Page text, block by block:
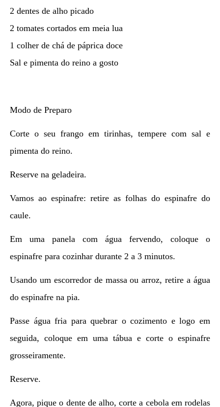
2 dentes de alho picado
2 tomates cortados em meia lua
1 colher de chá de páprica doce
Sal e pimenta do reino a gosto
Modo de Preparo
Corte o seu frango em tirinhas, tempere com sal e
pimenta do reino.
Reserve na geladeira.
Vamos ao espinafre: retire as folhas do espinafre do
caule.
Em uma panela com água fervendo, coloque o
espinafre para cozinhar durante 2 a 3 minutos.
Usando um escorredor de massa ou arroz, retire a água
do espinafre na pia.
Passe água fria para quebrar o cozimento e logo em
seguida, coloque em uma tábua e corte o espinafre
grosseiramente.
Reserve.
Agora, pique o dente de alho, corte a cebola em rodelas